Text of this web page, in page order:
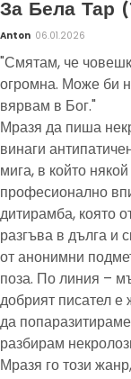
За Бела Тар
Anton 06.01.2026
"Смятам, че
огромна. Може би
вярвам в Бог."
Мразя да пиша
винаги
мига, в който
професионално
дитирамба, която
разгъва в дълга и
от анонимни
поза. По линия –
добрият писател е
да
разбирам
Мразя го този